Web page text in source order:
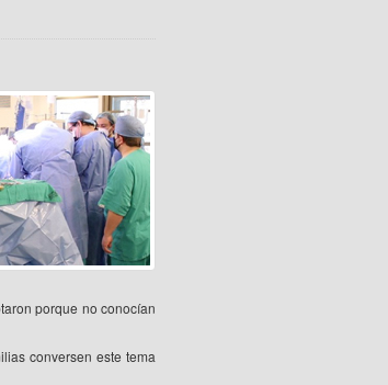
porque no conocían
conversen este tema